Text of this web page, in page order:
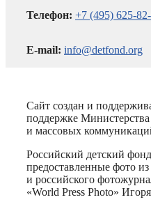
Телефон: +7 (495) 625-
E-mail: info@detfond.org
Сайт создан и
поддержке
и массовых
Российский детский
предоставленные фото из
и российского
«World Press Photo»